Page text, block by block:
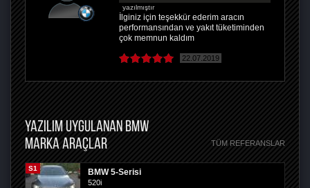
yazılmıştır
İlginiz için teşekkür ederim aracın
performansından ve yakıt tüketiminden
çok memnun kaldım
22.07.2019
YAZILIM UYGULANAN BMW
MARKA ARAÇLAR
TÜM REFERANSLAR
S1 BMW 5-Serisi
520i